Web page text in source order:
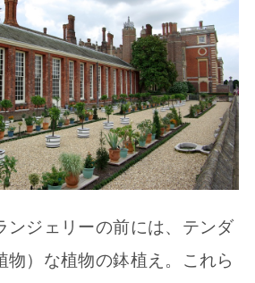
ンジェリーの前には、テンダ
物）な植物の鉢植え。これら